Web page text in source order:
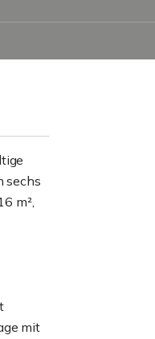
sechs
m²,
mit